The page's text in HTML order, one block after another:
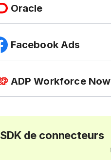
Oracle
Facebook Ads
ADP Workforce Now
de connecteurs